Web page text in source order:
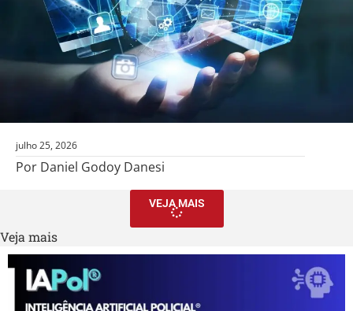
julho 25, 2026
Por Daniel Godoy Danesi
VEJA MAIS
Veja mais